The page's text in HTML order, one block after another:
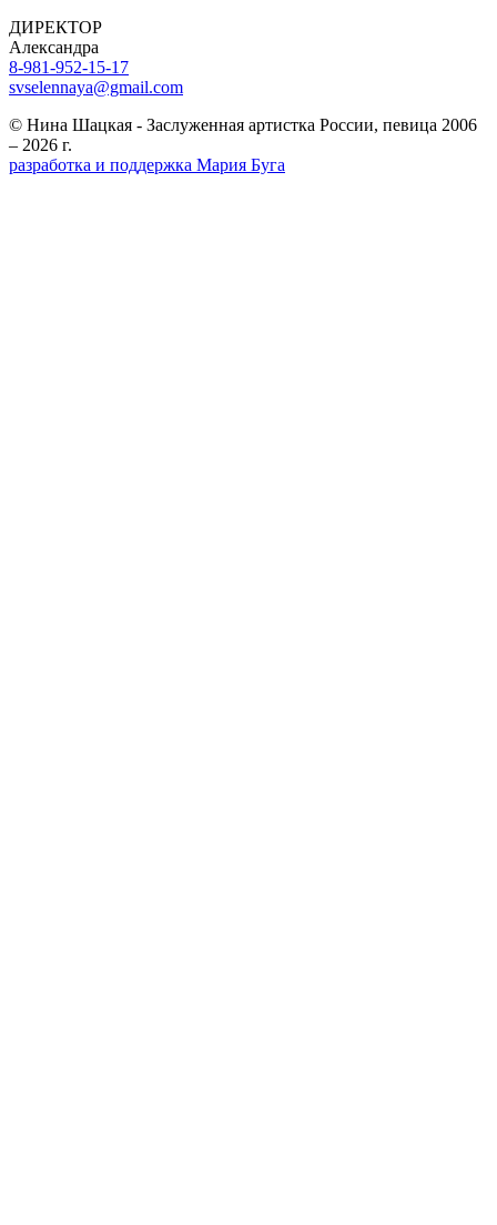
ДИРЕКТОР
Александра
8-981-952-15-17
svselennaya@gmail.com
© Нина Шацкая - Заслуженная артистка России, певица 2006
– 2026 г.
разработка и поддержка Мария Буга